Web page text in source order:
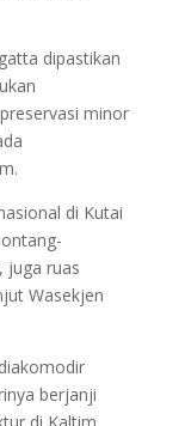
dipastikan
minor
di Kutai
juga ruas
Wasekjen
berjanji
di Kaltim